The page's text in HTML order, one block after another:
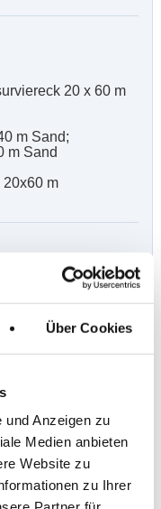
Über Cookies
und Anzeigen zu
Medien anbieten
Website zu
zu Ihrer
20 x 60 m
m Sand;
m Sand
20x60 m